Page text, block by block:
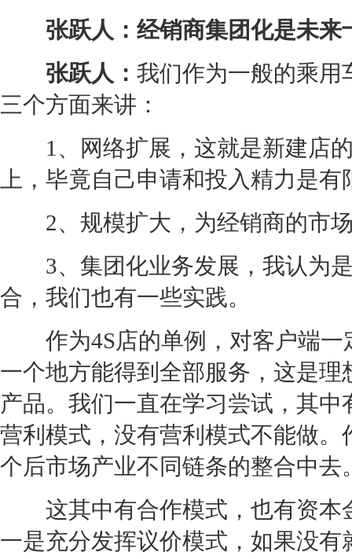
张跃人：经销商集团化是未来
张跃人： 我们作为一般的乘用
三个方面来讲：
1、网络扩展，这就是新建店的
上，毕竟自己申请和投入精力是有
2、规模扩大，为经销商的市
3、集团化业务发展，我认为是
合，我们也有一些实践。
作为4S店的单例，对客户端
一个地方能得到全部服务，这是
产品。我们一直在学习尝试，其
营利模式，没有营利模式不能做
个后市场产业不同链条的整合中去
这其中有合作模式，也有资本
一是充分发挥议价模式，如果没